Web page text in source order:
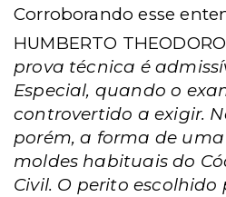
Corroborando esse
HUMBERTO
prova técnica é
Especial, quando o
controvertido a exigir.
porém, a forma de
moldes habituais do
Civil. O perito escolhido